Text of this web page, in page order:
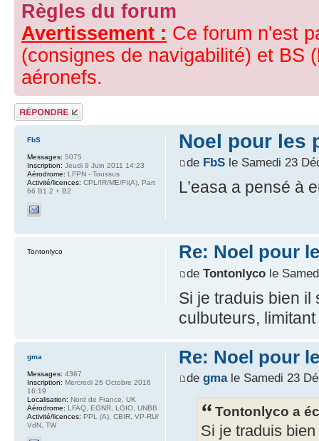
Règles du forum
Avertissement : Ce forum n'est
(consignes de navigabilité) et BS
aéronefs.
Répondre
Noel pour les
de FbSle Samedi 23
L’easa a pensé à
FbS
Messages: 5075
Inscription: Jeudi 9 Juin 2011 14:23
Aérodrome: LFPN - Toussus
Activité/licences: CPL/IR/ME/FI(A), Part
66 B1.2 + B2
Re: Noel pour
de Tontonlycole
Si je traduis bien il
culbuteurs,
Tontonlyco
Re: Noel pour
de gmale Samedi 23
Tontonlyco a
Si je traduis
gma
Messages: 4367
Inscription: Mercredi 26 Octobre 2016
16:19
Localisation: Nord de France, UK
Aérodrome: LFAQ, EGNR, LGIO, UNBB
Activité/licences: PPL (A), CBIR, VP-RU/
VdN, TW